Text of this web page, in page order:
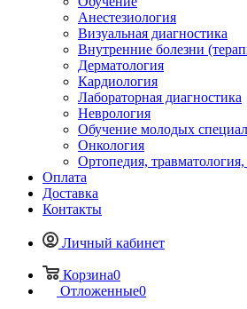
Анестезиология
Визуальная диагностика
Внутренние болезни
Дерматология
Кардиология
Лабораторная диагностика
Неврология
Обучение молодых
Онкология
Ортопедия, травматология,
Оплата
Доставка
Контакты
Личный кабинет
Корзина0
Отложенные0